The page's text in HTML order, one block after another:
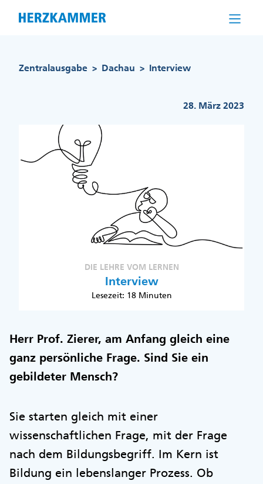
Zentralausgabe > Dachau > Interview
28. März 2023
DIE LEHRE VOM LERNEN
Interview
Lesezeit: 18 Minuten
Herr Prof. Zierer, am Anfang gleich eine
ganz persönliche Frage. Sind Sie ein
gebildeter Mensch?
Sie starten gleich mit einer
wissenschaftlichen Frage, mit der Frage
nach dem Bildungsbegriff. Im Kern ist
Bildung ein lebenslanger Prozess. Ob